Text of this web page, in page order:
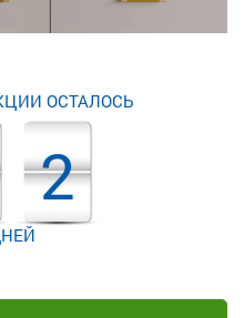
ОСТАЛОСЬ
2